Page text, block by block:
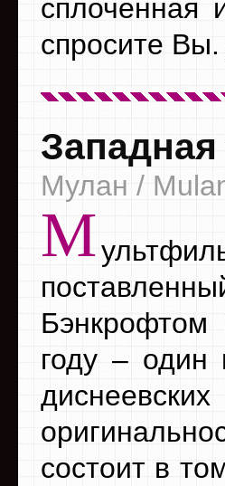
сплоченная
спросите
Мулан /
М
году – один
состоит в